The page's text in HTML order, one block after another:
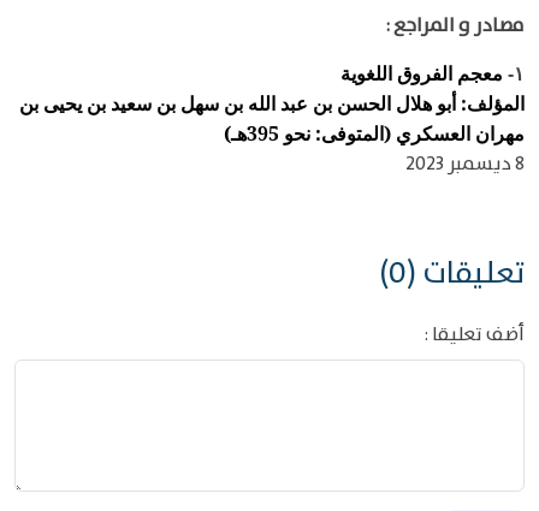
مصادر و المراجع :
١-
معجم الفروق اللغوية
المؤلف: أبو هلال الحسن بن عبد الله بن سهل بن سعيد بن يحيى بن
مهران العسكري (المتوفى: نحو 395هـ)
8 ديسمبر 2023
تعليقات (0)
أضف تعليقا :